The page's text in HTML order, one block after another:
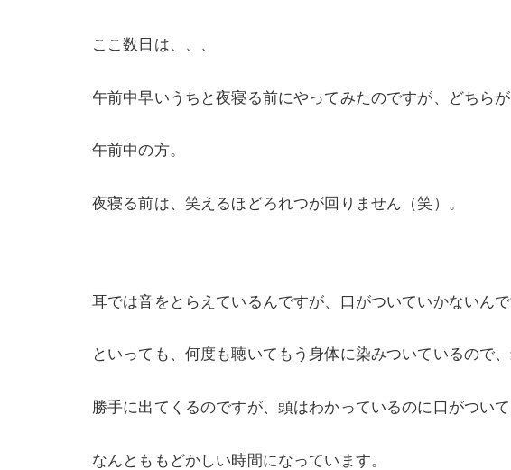
ここ数日は、、、
午前中早いうちと夜寝る前にやってみたのですが、どちら
午前中の方。
夜寝る前は、笑えるほどろれつが回りません（笑）。
耳では音をとらえているんですが、口がついていかないんで
といっても、何度も聴いてもう身体に染みついているので
勝手に出てくるのですが、頭はわかっているのに口がついて
なんとももどかしい時間になっています。